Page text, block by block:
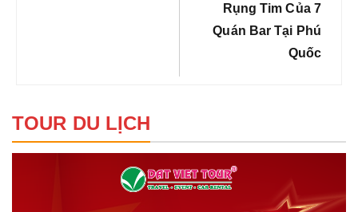
Rụng Tim Của 7
Quán Bar Tại Phú
Quốc
TOUR DU LỊCH